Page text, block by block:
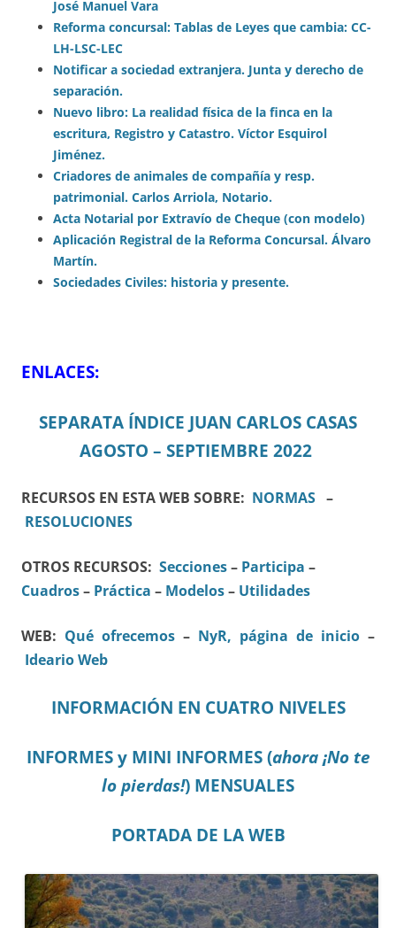
José Manuel Vara
Reforma concursal: Tablas de Leyes que cambia: CC-
LH-LSC-LEC
Notificar a sociedad extranjera. Junta y derecho de
separación.
Nuevo libro: La realidad física de la finca en la
escritura, Registro y Catastro. Víctor Esquirol
Jiménez.
Criadores de animales de compañía y resp.
patrimonial. Carlos Arriola, Notario.
Acta Notarial por Extravío de Cheque (con modelo)
Aplicación Registral de la Reforma Concursal. Álvaro
Martín.
Sociedades Civiles: historia y presente.
ENLACES:
SEPARATA ÍNDICE JUAN CARLOS CASAS
AGOSTO – SEPTIEMBRE 2022
RECURSOS EN ESTA WEB SOBRE: NORMAS –
RESOLUCIONES
OTROS RECURSOS: Secciones– Participa –
Cuadros– Práctica – Modelos– Utilidades
WEB: Qué ofrecemos – NyR, página de inicio –
Ideario Web
INFORMACIÓN EN CUATRO NIVELES
INFORMES y MINI INFORMES (ahora ¡No te
lo pierdas!) MENSUALES
PORTADA DE LA WEB